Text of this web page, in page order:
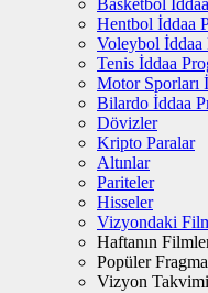
Basketbol
Hentbol İddaa
Voleybol İddaa
Tenis İddaa
Motor Sporları
Bilardo İddaa
Dövizler
Kripto Paralar
Altınlar
Pariteler
Hisseler
Vizyondaki
Haftanın
Popüler
Vizyon Takvimi